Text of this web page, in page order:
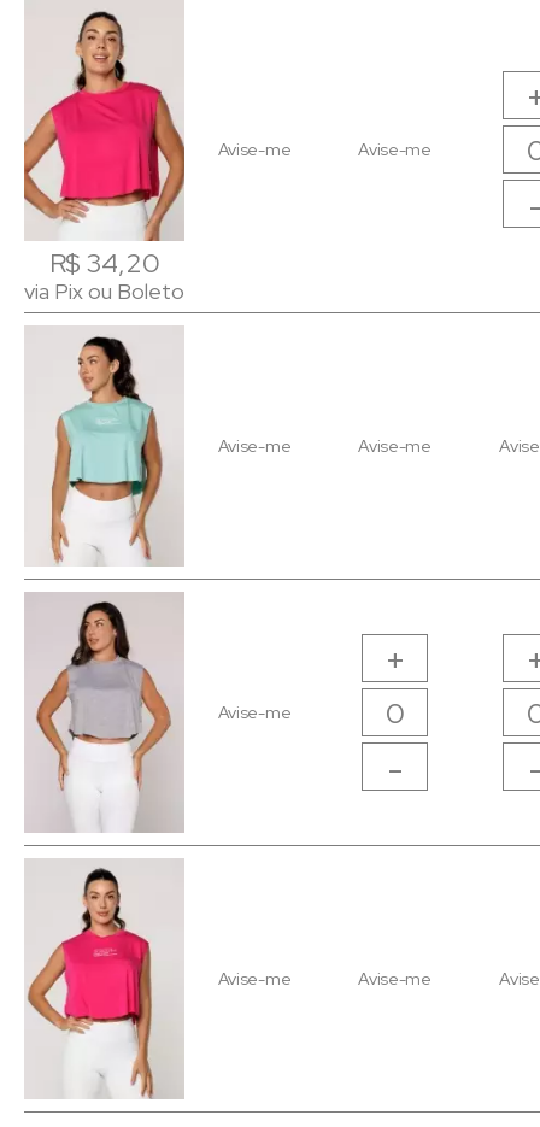
R$ 34,20
via Pix ou Boleto
Avise-me Avise-me
Avise-me Avise-me
Avise-me
+
-
Avise-me Avise-me
R$ 34,20
via Pix ou Boleto